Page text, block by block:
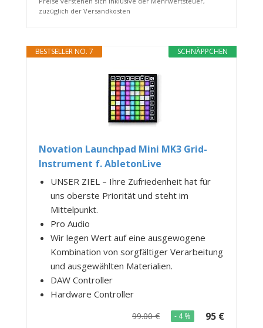
zuzüglich der Versandkosten
SCHNÄPPCHEN
BESTSELLER NO. 7
Novation Launchpad Mini MK3 Grid-
Instrument f. AbletonLive
UNSER ZIEL – Ihre Zufriedenheit hat für
uns oberste Priorität und steht im
Mittelpunkt.
Pro Audio
Wir legen Wert auf eine ausgewogene
Kombination von sorgfältiger Verarbeitung
und ausgewählten Materialien.
DAW Controller
Hardware Controller
99.00 € - 4 % 95 €